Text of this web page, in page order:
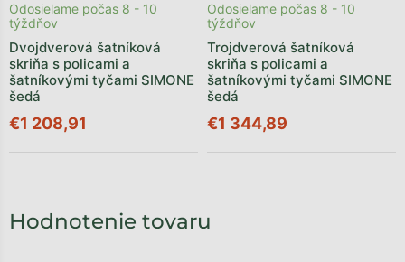
Hodnotenie tovaru
Dvojdverová šatníková
skriňa s policami a
šatníkovými tyčami SIMONE
šedá
Odosielame počas 8 - 10
týždňov
€1 208,91
Trojdverová šatníková
skriňa s policami a
šatníkovými tyčami SIMONE
šedá
Odosielame počas 8 - 10
týždňov
€1 344,89